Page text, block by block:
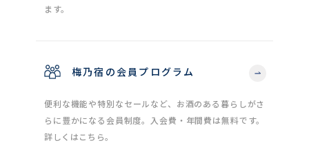
ます。
梅乃宿の会員プログラム
便利な機能や特別なセールなど、お酒のある暮らしがさ
らに豊かになる会員制度。入会費・年間費は無料です。
詳しくはこちら。